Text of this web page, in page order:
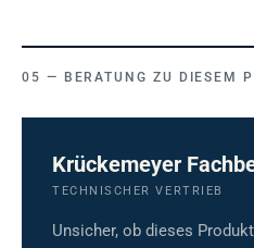
BERATUNG ZU DIESEM
Krückemeyer
TECHNISCHER VERTRIEB
Unsicher, ob dieses